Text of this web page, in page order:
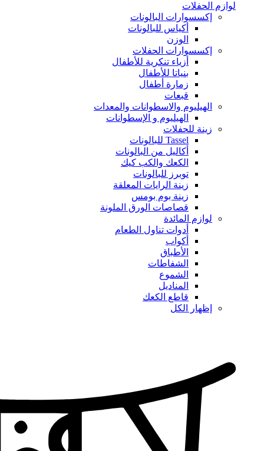
لوازم الحفلات
إكسسوارات البالونات
أكياس للبالونات
الوزن
إكسسوارات الحفلات
أزياء تنكرية للأطفال
بنياتا للأطفال
زمارة أطفال
قبعات
الهيليوم والاسطوانات والمعدات
الهيليوم و الإسطوانات
زينة للحفلات
Tassel للبالونات
أكاليل من البالونات
الكعك والكب كيك
توبرز للبالونات
زينة الرايات المعلقة
زينة بوم بومس
قصاصات الورق الملونة
لوازم المائدة
أدوات تناول الطعام
أكواب
الأطباق
الشفاطات
الشموع
المناديل
قاطع الكعك
إظهار الكل